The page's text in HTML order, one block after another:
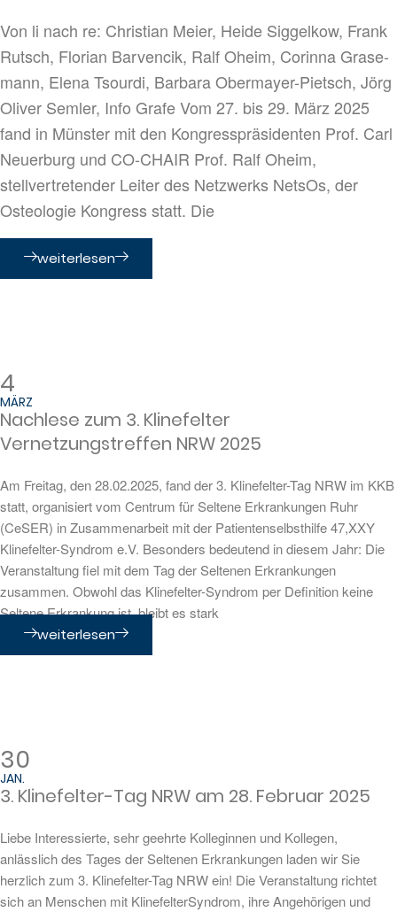
Von li nach re: Christian Meier, Heide Siggelkow, Frank
Rutsch, Florian Barvencik, Ralf Oheim, Corinna Grase-
mann, Elena Tsourdi, Barbara Obermayer-Pietsch, Jörg
Oliver Semler, Info Grafe Vom 27. bis 29. März 2025
fand in Münster mit den Kongresspräsidenten Prof. Carl
Neuerburg und CO-CHAIR Prof. Ralf Oheim,
stellvertretender Leiter des Netzwerks NetsOs, der
Osteologie Kongress statt. Die
weiterlesen
4
MÄRZ
Nachlese zum 3. Klinefelter
Vernetzungstreffen NRW 2025
Am Freitag, den 28.02.2025, fand der 3. Klinefelter-Tag NRW im KKB
statt, organisiert vom Centrum für Seltene Erkrankungen Ruhr
(CeSER) in Zusammenarbeit mit der Patientenselbsthilfe 47,XXY
Klinefelter-Syndrom e.V. Besonders bedeutend in diesem Jahr: Die
Veranstaltung fiel mit dem Tag der Seltenen Erkrankungen
zusammen. Obwohl das Klinefelter-Syndrom per Definition keine
Seltene Erkrankung ist, bleibt es stark
weiterlesen
30
JAN.
3. Klinefelter-Tag NRW am 28. Februar 2025
Liebe Interessierte, sehr geehrte Kolleginnen und Kollegen,
anlässlich des Tages der Seltenen Erkrankungen laden wir Sie
herzlich zum 3. Klinefelter-Tag NRW ein! Die Veranstaltung richtet
sich an Menschen mit KlinefelterSyndrom, ihre Angehörigen und